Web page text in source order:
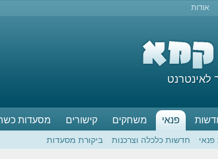
אודות
לאינטרנט
פנאי משחקים קישורים מסעדות
חדשות כלכלה וצרכנות ביקורת מסעדות